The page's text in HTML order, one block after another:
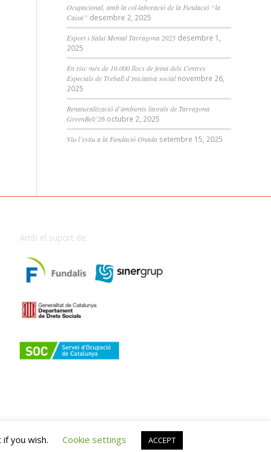
Ocupacional, amb la col·laboració de la Fundació “la
Caixa” desembre 2, 2025
Esport i Salut Mental Tarragona 2025 desembre 1,
2025
En risc més de 10.000 llocs de feina dels Centres
Especials de Treball d’iniciativa social novembre 26,
2025
Renaturalització d’ambients litorals de Tarragona
GreenBelt’26 octubre 2, 2025
Viu l’estiu a la Fundació Onada setembre 15, 2025
Amb el suport de:
you wish. Cookie settings ACCEPT